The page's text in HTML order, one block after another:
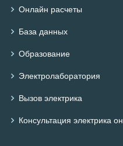
Онлайн расчеты
База данных
Образование
Электролаборатория
Вызов электрика
Консультация электрика